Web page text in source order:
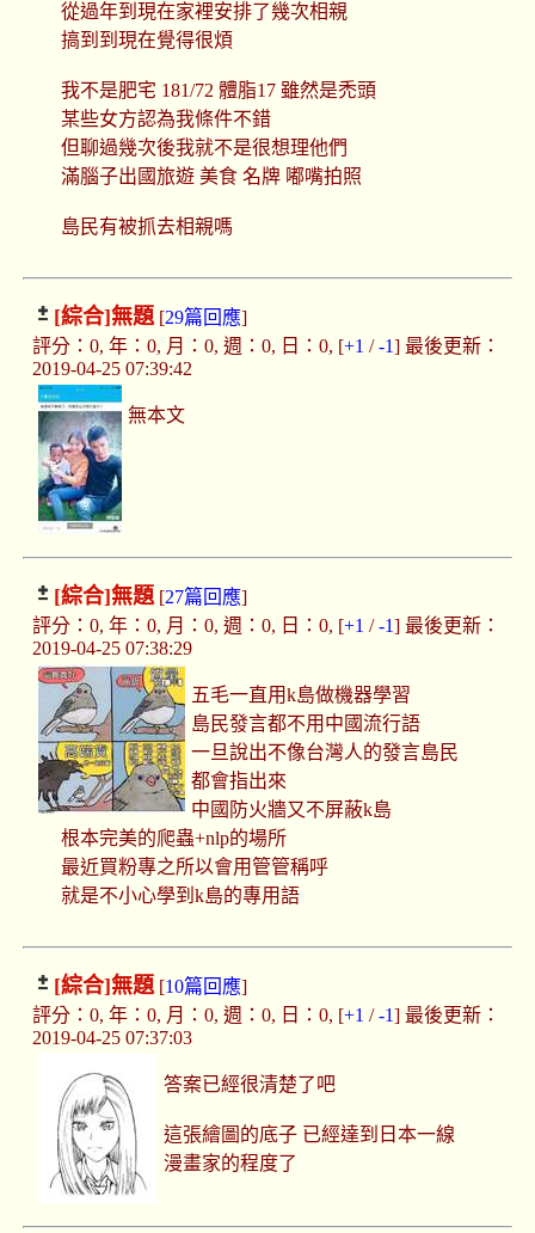
從過年到現在家裡安排了幾次相親
搞到到現在覺得很煩
我不是肥宅 181/72 體脂17 雖然是禿頭
某些女方認為我條件不錯
但聊過幾次後我就不是很想理他們
滿腦子出國旅遊 美食 名牌 嘟嘴拍照
島民有被抓去相親嗎
[綜合]無題[29篇回應]
評分：0, 年：0, 月：0, 週：0, 日：0, [+1 /-1] 最後更新：
2019-04-25 07:39:42
無本文
[綜合]無題[27篇回應]
評分：0, 年：0, 月：0, 週：0, 日：0, [+1 /-1] 最後更新：
2019-04-25 07:38:29
五毛一直用k島做機器學習
島民發言都不用中國流行語
一旦說出不像台灣人的發言島民
都會指出來
中國防火牆又不屏蔽k島
根本完美的爬蟲+nlp的場所
最近買粉專之所以會用管管稱呼
就是不小心學到k島的專用語
[綜合]無題[10篇回應]
評分：0, 年：0, 月：0, 週：0, 日：0, [+1 /-1] 最後更新：
2019-04-25 07:37:03
答案已經很清楚了吧
這張繪圖的底子 已經達到日本一線
漫畫家的程度了